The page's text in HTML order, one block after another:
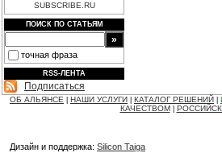
SUBSCRIBE.RU
ПОИСК ПО СТАТЬЯМ
точная фраза
RSS-ЛЕНТА
Подписаться
ОБ АЛЬЯНСЕ НАШИ УСЛУГИ КАТАЛОГ РЕШЕНИЙ
КАЧЕСТВОМ
Дизайн и поддержка: Silicon Taiga